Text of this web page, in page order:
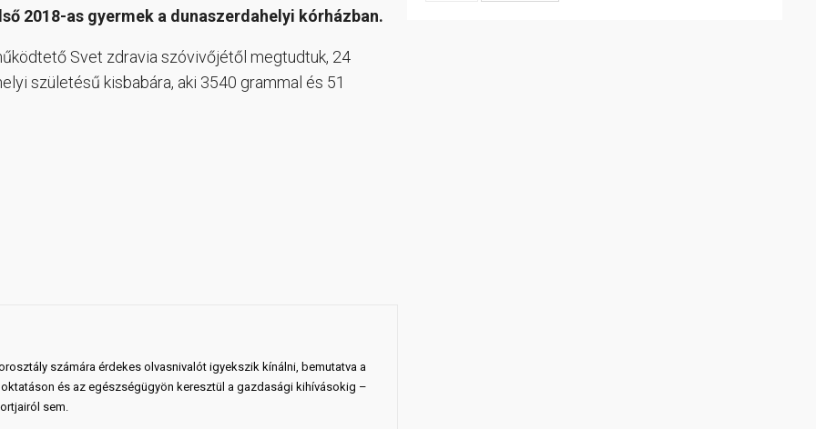
2018-as gyermek a dunaszerdahelyi kórházban.
Svet zdravia szóvivőjétől megtudtuk, 24
születésű kisbabára, aki 3540 grammal és 51
számára érdekes olvasnivalót igyekszik kínálni, bemutatva a
és az egészségügyön keresztül a gazdasági kihívásokig –
sem.